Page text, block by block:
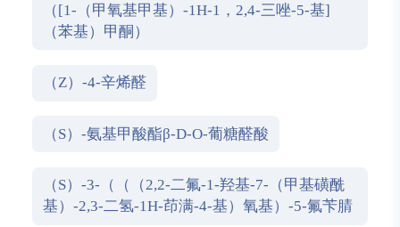
（[1-（甲氧基甲基）-1H-1，2,4-三唑-5-基]
（苯基）甲酮）
（Z）-4-辛烯醛
（S）-氨基甲酸酯β-D-O-葡糖醛酸
（S）-3-（（（2,2-二氟-1-羟基-7-（甲基磺酰
基）-2,3-二氢-1H-茚满-4-基）氧基）-5-氟苄腈